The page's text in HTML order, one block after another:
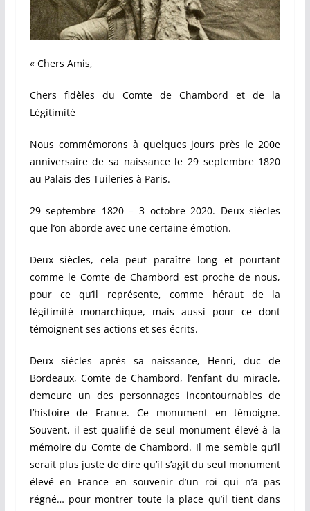
« Chers Amis,
Chers fidèles du Comte de Chambord et de la
Légitimité
Nous commémorons à quelques jours près le 200e
anniversaire de sa naissance le 29 septembre 1820
au Palais des Tuileries à Paris.
29 septembre 1820 – 3 octobre 2020. Deux siècles
que l’on aborde avec une certaine émotion.
Deux siècles, cela peut paraître long et pourtant
comme le Comte de Chambord est proche de nous,
pour ce qu’il représente, comme héraut de la
légitimité monarchique, mais aussi pour ce dont
témoignent ses actions et ses écrits.
Deux siècles après sa naissance, Henri, duc de
Bordeaux, Comte de Chambord, l’enfant du miracle,
demeure un des personnages incontournables de
l’histoire de France. Ce monument en témoigne.
Souvent, il est qualifié de seul monument élevé à la
mémoire du Comte de Chambord. Il me semble qu’il
serait plus juste de dire qu’il s’agit du seul monument
élevé en France en souvenir d’un roi qui n’a pas
régné… pour montrer toute la place qu’il tient dans